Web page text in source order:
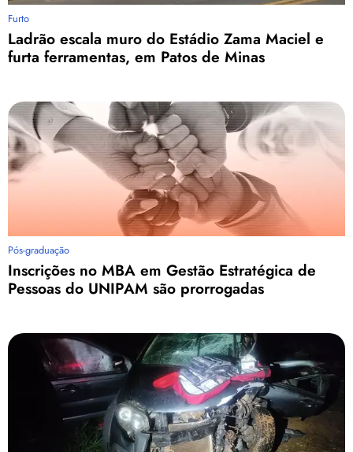
Furto
Ladrão escala muro do Estádio Zama Maciel e
furta ferramentas, em Patos de Minas
Pós-graduação
Inscrições no MBA em Gestão Estratégica de
Pessoas do UNIPAM são prorrogadas